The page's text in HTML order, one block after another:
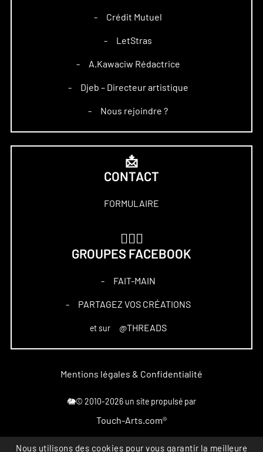
– Crédit Mutuel
– LetStras
– A.Kawaciw Rédactrice
– Djeb – Directeur artistique
– Nous rejoindre ?
📩
CONTACT
FORMULAIRE
GROUPES FACEBOOK
– FAIT-MAIN
– PARTAGEZ VOS CRÉATIONS
et sur @THREADS
Mentions légales & Confidentialité
🐘© 2010-2026 un site propulsé par
Touch-Arts.com®
Marque déposée
Nous utilisons des cookies pour vous garantir la meilleure